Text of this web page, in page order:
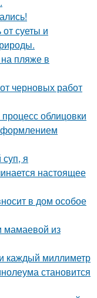
суеты и
пляже в
черновых работ
облицовки
я
настоящее
в дом особое
мамаевой из
каждый миллиметр
становится